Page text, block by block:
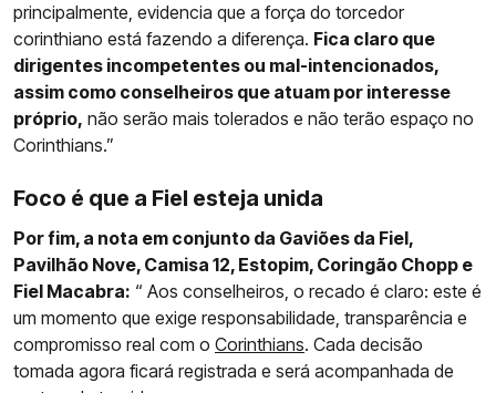
principalmente, evidencia que a força do torcedor
corinthiano está fazendo a diferença. Fica claro que
dirigentes incompetentes ou mal-intencionados,
assim como conselheiros que atuam por interesse
próprio, não serão mais tolerados e não terão espaço no
Corinthians.”
Foco é que a Fiel esteja unida
Por fim, a nota em conjunto da Gaviões da Fiel,
Pavilhão Nove, Camisa 12, Estopim, Coringão Chopp e
Fiel Macabra: “ Aos conselheiros, o recado é claro: este é
um momento que exige responsabilidade, transparência e
compromisso real com o Corinthians. Cada decisão
tomada agora ficará registrada e será acompanhada de